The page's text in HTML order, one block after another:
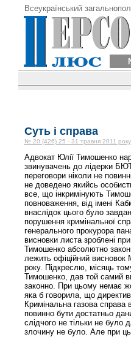
Всеукраїнський
Суть і справа
№ 20 (426) 25 - 31 травня 2011 року
Адвокат Юлії Тимошенко
звинувачень до лідерки
переговори ніколи не
не доведено якийсь
все, що інкримінують
повноваження, від імені
внаслідок цього було
порушення кримінальної
генерального прокурора
висновки листа зроблені
Тимошенко абсолютно
лежить офіційний висновок
року. Підкреслю, місяць
Тимошенко, дав той самий
законно. При цьому немає
яка б говорила, що
Кримінальна газова
повинно бути достатньо
слідчого не тільки не
злочину не було. Але при